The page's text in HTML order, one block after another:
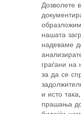
Дозволете
нашата
надеваме
граѓани на
за да се
и исто
прашања до